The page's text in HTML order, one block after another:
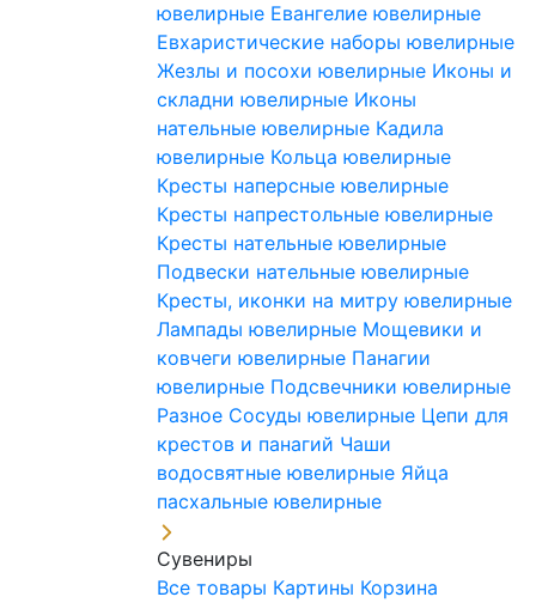
ювелирные Евангелие ювелирные
Евхаристические наборы ювелирные
Жезлы и посохи ювелирные Иконы и
складни ювелирные Иконы
нательные ювелирные Кадила
ювелирные Кольца ювелирные
Кресты наперсные ювелирные
Кресты напрестольные ювелирные
Кресты нательные ювелирные
Подвески нательные ювелирные
Кресты, иконки на митру ювелирные
Лампады ювелирные Мощевики и
ковчеги ювелирные Панагии
ювелирные Подсвечники ювелирные
Разное Сосуды ювелирные Цепи для
крестов и панагий Чаши
водосвятные ювелирные Яйца
пасхальные ювелирные
Сувениры
Все товары Картины Корзина